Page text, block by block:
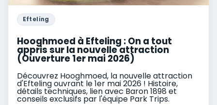
Efteling
Hooghmoed à Efteling : On a tout
appris sur la nouvelle attraction
(Ouverture 1er mai 2026)
Découvrez Hooghmoed, la nouvelle attraction
d'Efteling ouvrant le 1er mai 2026 ! Histoire,
détails techniques, lien avec Baron 1898 et
conseils exclusifs par l'équipe Park Trips.